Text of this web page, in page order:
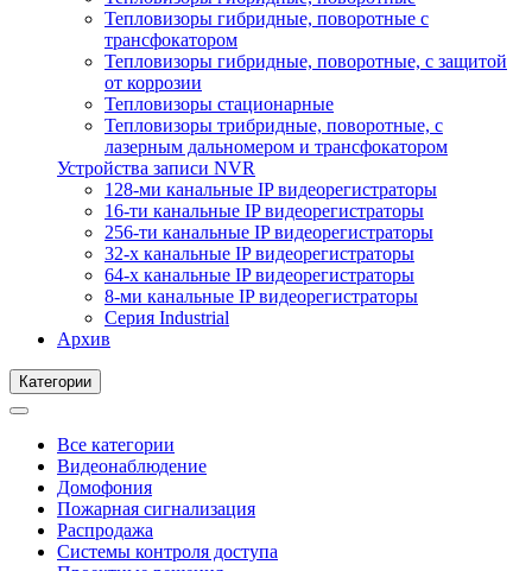
Тепловизоры гибридные, поворотные с
трансфокатором
Тепловизоры гибридные, поворотные, с защитой
от коррозии
Тепловизоры стационарные
Тепловизоры трибридные, поворотные, с
лазерным дальномером и трансфокатором
Устройства записи NVR
128-ми канальные IP видеорегистраторы
16-ти канальные IP видеорегистраторы
256-ти канальные IP видеорегистраторы
32-х канальные IP видеорегистраторы
64-х канальные IP видеорегистраторы
8-ми канальные IP видеорегистраторы
Серия Industrial
Архив
Категории
Все категории
Видеонаблюдение
Домофония
Пожарная сигнализация
Распродажа
Системы контроля доступа